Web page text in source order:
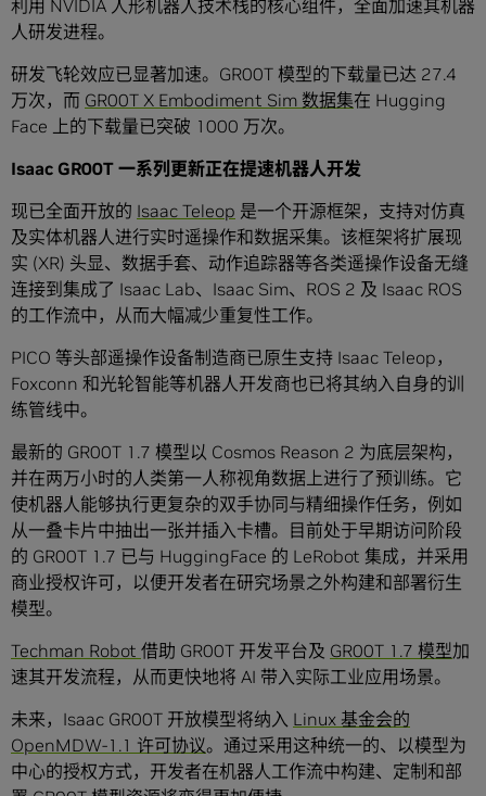
利用 NVIDIA 人形机器人技术栈的核心组件，全面加速其机器
人研发进程。
研发飞轮效应已显著加速。GR00T 模型的下载量已达 27.4
万次，而 GR00T X Embodiment Sim 数据集在 Hugging
Face 上的下载量已突破 1000 万次。
Isaac GR00T 一系列更新正在提速机器人开发
现已全面开放的 Isaac Teleop 是一个开源框架，支持对仿真
及实体机器人进行实时遥操作和数据采集。该框架将扩展现
实 (XR) 头显、数据手套、动作追踪器等各类遥操作设备无缝
连接到集成了 Isaac Lab、Isaac Sim、ROS 2 及 Isaac ROS
的工作流中，从而大幅减少重复性工作。
PICO 等头部遥操作设备制造商已原生支持 Isaac Teleop，
Foxconn 和光轮智能等机器人开发商也已将其纳入自身的训
练管线中。
最新的 GR00T 1.7 模型以 Cosmos Reason 2 为底层架构，
并在两万小时的人类第一人称视角数据上进行了预训练。它
使机器人能够执行更复杂的双手协同与精细操作任务，例如
从一叠卡片中抽出一张并插入卡槽。目前处于早期访问阶段
的 GR00T 1.7 已与 HuggingFace 的 LeRobot 集成，并采用
商业授权许可，以便开发者在研究场景之外构建和部署衍生
模型。
Techman Robot 借助 GR00T 开发平台及 GR00T 1.7 模型加
速其开发流程，从而更快地将 AI 带入实际工业应用场景。
未来，Isaac GR00T 开放模型将纳入 Linux 基金会的
OpenMDW-1.1 许可协议。通过采用这种统一的、以模型为
中心的授权方式，开发者在机器人工作流中构建、定制和部